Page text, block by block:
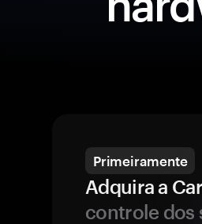
Primeiramente
Adquira a
controle dos